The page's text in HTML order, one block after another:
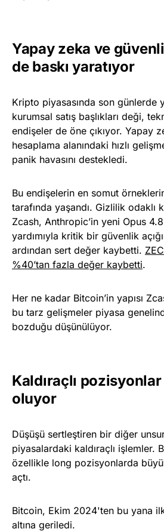
Yapay zeka ve
de baskı yaratıyor
Kripto piyasasında son günlerde
kurumsal satış başlıkları deği,
endişeler de öne çıkıyor. Yapay
hesaplama alanındaki hızlı
panik havasını destekledi.
Bu endişelerin en somut
tarafında yaşandı. Gizlilik odaklı
Zcash, Anthropic’in yeni Opus
yardımıyla kritik bir güvenlik
ardından sert değer kaybetti.
%40’tan fazla değer kaybetti.
Her ne kadar Bitcoin’in yapısı
bu tarz gelişmeler piyasa
bozduğu düşünülüyor.
Kaldıraçlı
oluyor
Düşüşü sertleştiren bir diğer
piyasalardaki kaldıraçlı işlemler.
özellikle long pozisyonlarda
açtı.
Bitcoin, Ekim 2024'ten bu yana
altına geriledi.